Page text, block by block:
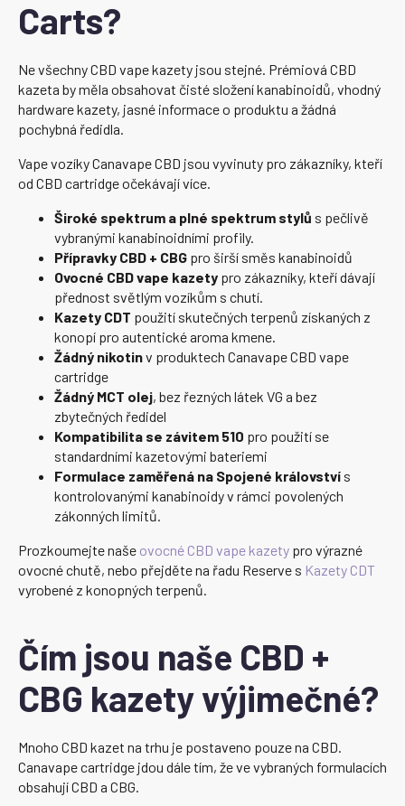
Carts?
Ne všechny CBD vape kazety jsou stejné. Prémiová CBD
kazeta by měla obsahovat čisté složení kanabinoidů, vhodný
hardware kazety, jasné informace o produktu a žádná
pochybná ředidla.
Vape vozíky Canavape CBD jsou vyvinuty pro zákazníky, kteří
od CBD cartridge očekávají více.
Široké spektrum a plné spektrum stylů s pečlivě
vybranými kanabinoidními profily.
Přípravky CBD + CBG pro širší směs kanabinoidů
Ovocné CBD vape kazety pro zákazníky, kteří dávají
přednost světlým vozíkům s chutí.
Kazety CDT použití skutečných terpenů získaných z
konopí pro autentické aroma kmene.
Žádný nikotinv produktech Canavape CBD vape
cartridge
Žádný MCT olej, bez řezných látek VG a bez
zbytečných ředidel
Kompatibilita se závitem 510 pro použití se
standardními kazetovými bateriemi
Formulace zaměřená na Spojené království s
kontrolovanými kanabinoidy v rámci povolených
zákonných limitů.
Prozkoumejte naše ovocné CBD vape kazety pro výrazné
ovocné chutě, nebo přejděte na řadu Reserve s Kazety CDT
vyrobené z konopných terpenů.
Čím jsou naše CBD +
CBG kazety výjimečné?
Mnoho CBD kazet na trhu je postaveno pouze na CBD.
Canavape cartridge jdou dále tím, že ve vybraných formulacích
obsahují CBD a CBG.